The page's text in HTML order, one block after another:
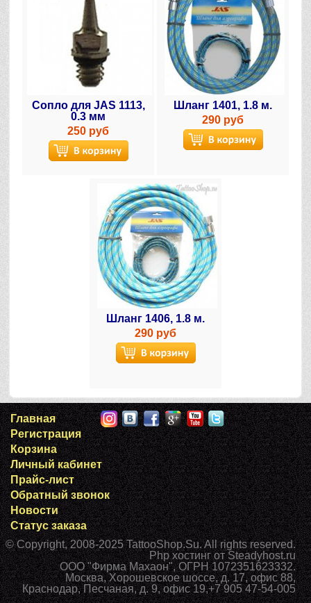
Сопло для JAS 1113,
0.3 мм
250 руб
Шланг 1401, 1.8 м.
290 руб
Шланг 1406, 1.8 м.
290 руб
Главная
Регистрация
Корзина
Личный кабинет
Прайс-лист
Обратный звонок
Новости
Статус заказа
© Copyright, 2008-2025TattooShop.Su. All rights reserved.
Php хостингот Steadyhost.ru
ООО "Фирма Махаон", ОГРН 1072351623332.
Москва,Хорошевское шоссе, д. 17, офис 88,
Краснодар,Песчаная, д. 9, офис 19,+7 905 47-54-005